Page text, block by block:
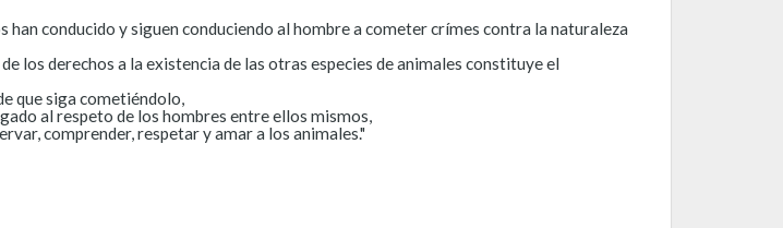
conducido y siguen conduciendo al hombre a cometer crímes contra la naturaleza
los derechos a la existencia de las otras especies de animales constituye el
que siga cometiéndolo,
al respeto de los hombres entre ellos mismos,
comprender, respetar y amar a los animales."